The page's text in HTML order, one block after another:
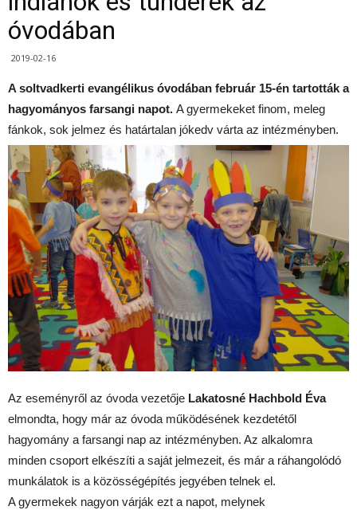
óvodában
2019-02-16
A soltvadkerti evangélikus óvodában február 15-én tartották a
hagyományos farsangi napot. A gyermekeket finom, meleg
fánkok, sok jelmez és határtalan jókedv várta az intézményben.
Az eseményről az óvoda vezetője Lakatosné Hachbold Éva
elmondta, hogy már az óvoda működésének kezdetétől
hagyomány a farsangi nap az intézményben. Az alkalomra
minden csoport elkészíti a saját jelmezeit, és már a ráhangolódó
munkálatok is a közösségépítés jegyében telnek el.
A gyermekek nagyon várják ezt a napot, melynek